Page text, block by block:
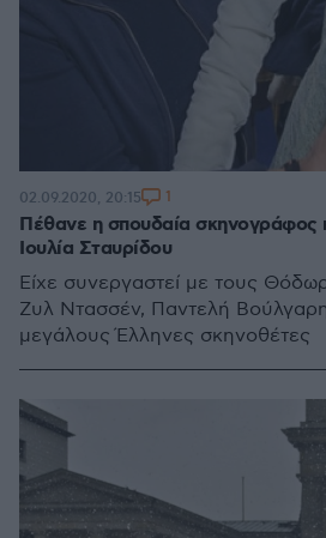
Πέθανε η σπουδαία σκηνογράφος
Ιουλία Σταυρίδου
Είχε συνεργαστεί με τους
Ζυλ Ντασσέν, Παντελή
μεγάλους Έλληνες σκηνοθέτες
02.09.2020, 20:15 1